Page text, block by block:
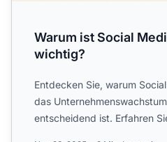
Warum ist Social
wichtig?
Entdecken Sie, warum
das
entscheidend ist. Erfahren